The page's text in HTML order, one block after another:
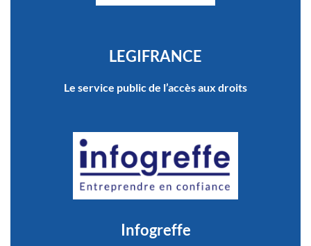
LEGIFRANCE
Le service public de l’accès aux droits
Infogreffe